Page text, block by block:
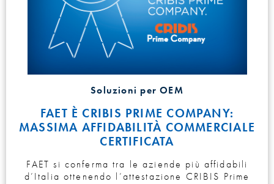
Soluzioni per OEM
FAET È CRIBIS PRIME COMPANY:
MASSIMA AFFIDABILITÀ COMMERCIALE
CERTIFICATA
FAET si conferma tra le aziende più affidabili
d’Italia ottenendo l’attestazione CRIBIS Prime